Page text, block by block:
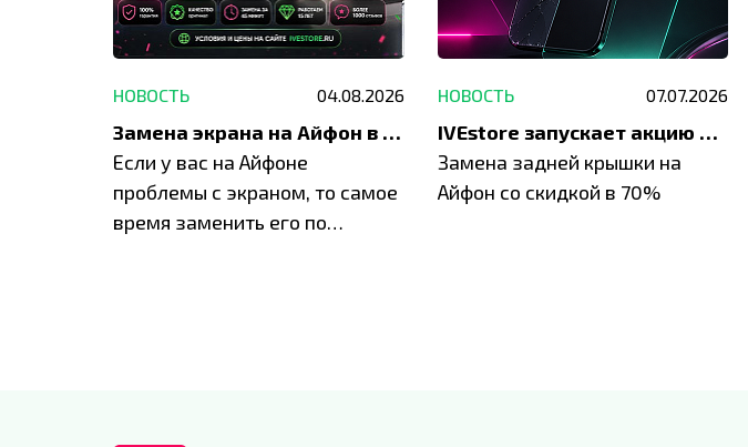
НОВОСТЬ 04.08.2026
Замена экрана на Айфон в Москве и Балашихе
Если у вас на Айфоне
проблемы с экраном, то самое
время заменить его по
НОВОСТЬ 07.07.2026
IVEstore запускает акцию на замену заднего стекла
Замена задней крышки на
Айфон со скидкой в 70%